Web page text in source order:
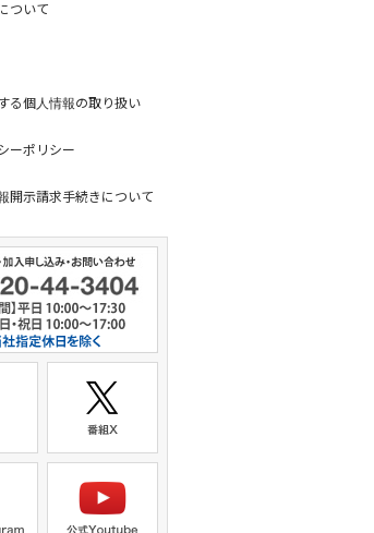
ついて
る個人情報の取り扱い
ーポリシー
開示請求手続きについて